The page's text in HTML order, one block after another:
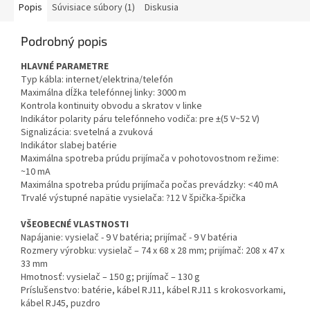
Popis Súvisiace súbory (1) Diskusia
Podrobný popis
HLAVNÉ PARAMETRE
Typ kábla: internet/elektrina/telefón
Maximálna dĺžka telefónnej linky: 3000 m
Kontrola kontinuity obvodu a skratov v linke
Indikátor polarity páru telefónneho vodiča: pre ±(5 V~52 V)
Signalizácia: svetelná a zvuková
Indikátor slabej batérie
Maximálna spotreba prúdu prijímača v pohotovostnom režime:
~10 mA
Maximálna spotreba prúdu prijímača počas prevádzky: <40 mA
Trvalé výstupné napätie vysielača: ?12 V špička-špička
VŠEOBECNÉ VLASTNOSTI
Napájanie: vysielač - 9 V batéria; prijímač - 9 V batéria
Rozmery výrobku: vysielač – 74 x 68 x 28 mm; prijímač: 208 x 47 x
33 mm
Hmotnosť: vysielač – 150 g; prijímač – 130 g
Príslušenstvo: batérie, kábel RJ11, kábel RJ11 s krokosvorkami,
kábel RJ45, puzdro